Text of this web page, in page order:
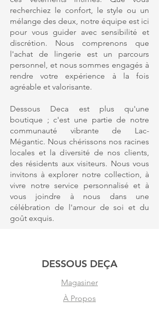
recherchiez le confort, le style ou un
mélange des deux, notre équipe est ici
pour vous guider avec sensibilité et
discrétion. Nous comprenons que
l'achat de lingerie est un parcours
personnel, et nous sommes engagés à
rendre votre expérience à la fois
agréable et valorisante.
Dessous Deca est plus qu'une
boutique ; c'est une partie de notre
communauté vibrante de Lac-
Mégantic. Nous chérissons nos racines
locales et la diversité de nos clients,
des résidents aux visiteurs. Nous vous
invitons à explorer notre collection, à
vivre notre service personnalisé et à
vous joindre à nous dans une
célébration de l'amour de soi et du
goût exquis.
DESSOUS DEÇA
Magasiner
À Propos